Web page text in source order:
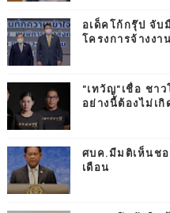
อเด็คโก้กรุ๊ป จับ
โครงการจ้างง
"เทวัญ"เชื่อ ชา
อย่างนี้ต้องไม่เ
ศบค.มีมติเห็นช
เดือน